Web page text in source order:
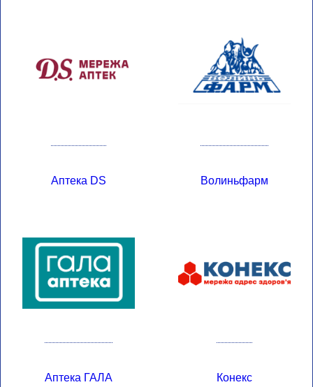
Аптека DS Волиньфарм
Аптека ГАЛА Конекс